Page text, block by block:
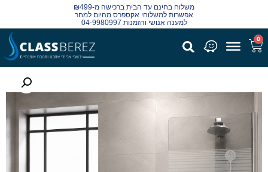
משלוח בחינם עד הבית ברכישה מ-₪499
אפשרות למשלוחי אקספרס מהיום למחר
למענה אנושי והזמנות 04-9980997
0